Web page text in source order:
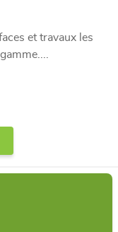
et travaux les